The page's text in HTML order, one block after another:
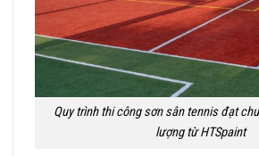
Quy trình thi công sơn sân tennis đạt
lượng từ HTSpaint